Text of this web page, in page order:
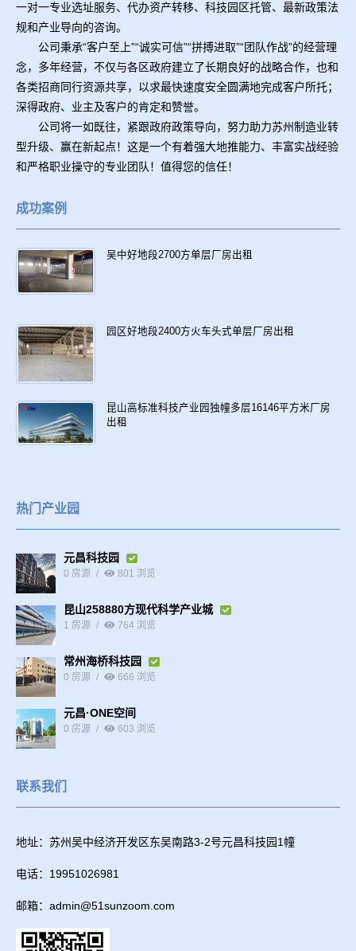
一对一专业选址服务、代办资产转移、科技园区托管、最新政策法
规和产业导向的咨询。
公司秉承“客户至上”“诚实可信”“拼搏进取”“团队作战”的经营理
念，多年经营，不仅与各区政府建立了长期良好的战略合作，也和
各类招商同行资源共享，以求最快速度安全圆满地完成客户所托；
深得政府、业主及客户的肯定和赞誉。
公司将一如既往，紧跟政府政策导向，努力助力苏州制造业转
型升级、赢在新起点！这是一个有着强大地推能力、丰富实战经验
和严格职业操守的专业团队！值得您的信任！
成功案例
吴中好地段2700方单层厂房出租
园区好地段2400方火车头式单层厂房出租
昆山高标准科技产业园独幢多层16146平方米厂房
出租
热门产业园
元昌科技园
0 房源 801 浏览
昆山258880方现代科学产业城
1 房源 764 浏览
常州海桥科技园
0 房源 666 浏览
元昌·ONE空间
0 房源 603 浏览
联系我们
地址：苏州吴中经济开发区东吴南路3-2号元昌科技园1幢
电话：19951026981
邮箱：admin@51sunzoom.com